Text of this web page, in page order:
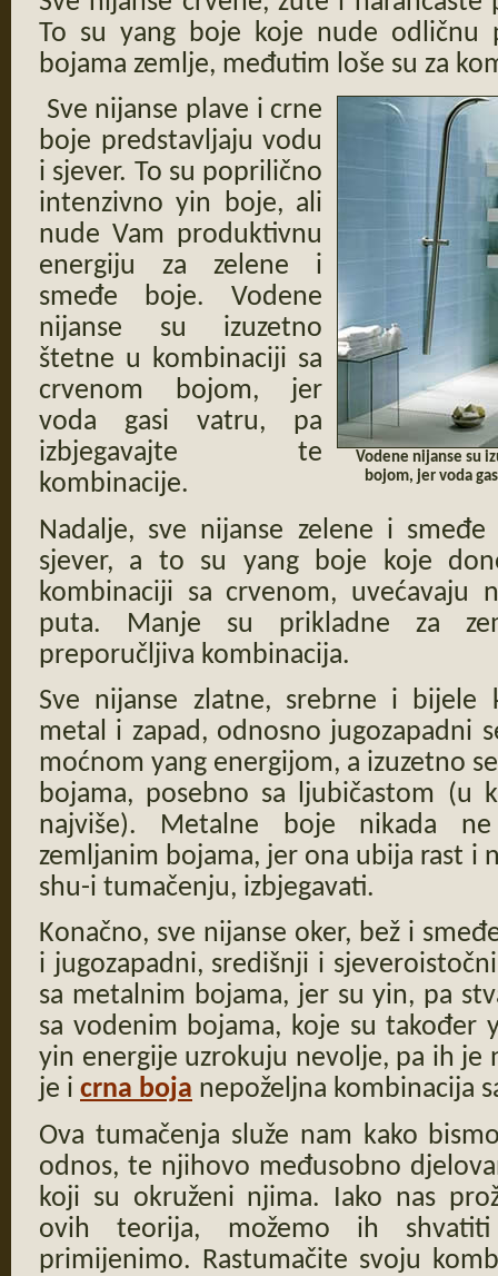
To su yang boje koje nude odličnu
bojama zemlje, međutim loše su za
Vodene nijanse su
bojom, jer voda
Sve nijanse plave i crne
boje predstavljaju vodu
i sjever. To su poprilično
intenzivno yin boje, ali
nude Vam produktivnu
energiju za zelene i
smeđe boje. Vodene
nijanse su izuzetno
štetne u kombinaciji sa
crvenom bojom, jer
voda gasi vatru, pa
izbjegavajte te
kombinacije.
Nadalje, sve nijanse zelene i
sjever, a to su yang boje koje
kombinaciji sa crvenom, uvećavaju
puta. Manje su prikladne za
preporučljiva kombinacija.
Sve nijanse zlatne, srebrne i bijele
metal i zapad, odnosno jugozapadni
moćnom yang energijom, a izuzetno
bojama, posebno sa ljubičastom (u
najviše). Metalne boje nikada
zemljanim bojama, jer ona ubija rast i
shu-i tumačenju, izbjegavati.
Konačno, sve nijanse oker, bež i
i jugozapadni, središnji i
sa metalnim bojama, jer su yin, pa
sa vodenim bojama, koje su također
yin energije uzrokuju nevolje, pa ih je
je i crna boja nepoželjna kombinacija
Ova tumačenja služe nam kako
odnos, te njihovo međusobno
koji su okruženi njima. Iako nas
ovih teorija, možemo ih
primijenimo. Rastumačite svoju